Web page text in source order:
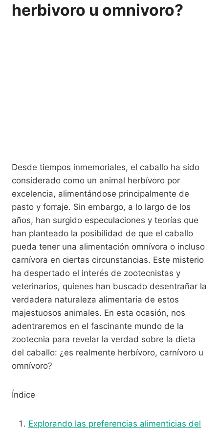
herbivoro u omnivoro?
Desde tiempos inmemoriales, el caballo ha sido
considerado como un animal herbívoro por
excelencia, alimentándose principalmente de
pasto y forraje. Sin embargo, a lo largo de los
años, han surgido especulaciones y teorías que
han planteado la posibilidad de que el caballo
pueda tener una alimentación omnívora o incluso
carnívora en ciertas circunstancias. Este misterio
ha despertado el interés de zootecnistas y
veterinarios, quienes han buscado desentrañar la
verdadera naturaleza alimentaria de estos
majestuosos animales. En esta ocasión, nos
adentraremos en el fascinante mundo de la
zootecnia para revelar la verdad sobre la dieta
del caballo: ¿es realmente herbívoro, carnívoro u
omnívoro?
Índice
Explorando las preferencias alimenticias del